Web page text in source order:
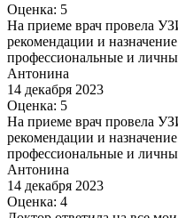
Оценка: 5
На приеме врач провела
рекомендации и
профессиональные и
Антонина
14 декабря 2023
Оценка: 5
На приеме врач провела
рекомендации и
профессиональные и
Антонина
14 декабря 2023
Оценка: 4